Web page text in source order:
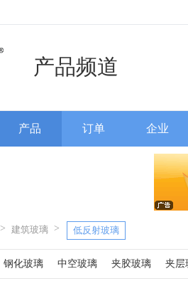
产品频道
产品 订单 企业
> 建筑玻璃 > 低反射玻璃
钢化玻璃 中空玻璃 夹胶玻璃 夹层